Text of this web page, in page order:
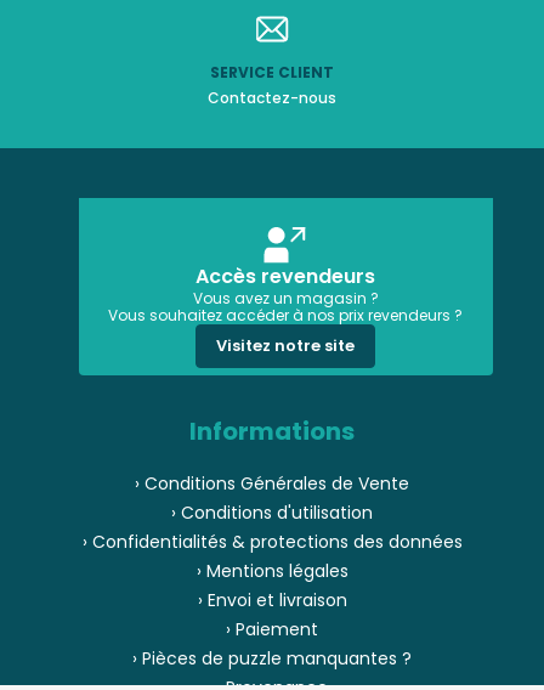
SERVICE CLIENT
Contactez-nous
Accès revendeurs
Vous avez un magasin ?
Vous souhaitez accéder à nos prix revendeurs ?
Visitez notre site
Informations
› Conditions Générales de Vente
› Conditions d'utilisation
› Confidentialités & protections des données
› Mentions légales
› Envoi et livraison
› Paiement
› Pièces de puzzle manquantes ?